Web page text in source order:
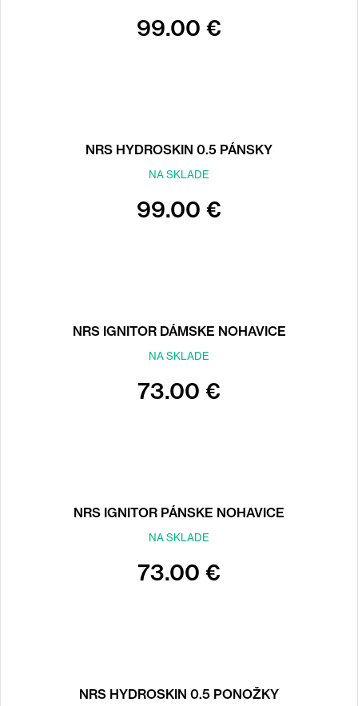
99.00 €
NRS HYDROSKIN 0.5 PÁNSKY
NA SKLADE
99.00 €
NRS IGNITOR DÁMSKE NOHAVICE
NA SKLADE
73.00 €
NRS IGNITOR PÁNSKE NOHAVICE
NA SKLADE
73.00 €
NRS HYDROSKIN 0.5 PONOŽKY